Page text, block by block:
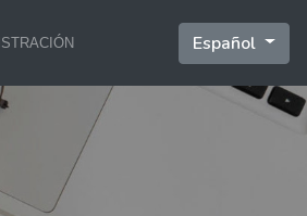
Español